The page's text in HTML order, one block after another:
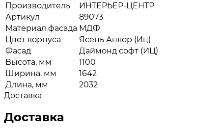
Производитель
ИНТЕРЬЕР-ЦЕНТР
Артикул
89073
Материал фасада МДФ
Цвет корпуса
Ясень Анкор (Иц)
Фасад
Даймонд софт (ИЦ)
Высота, мм
1100
Ширина, мм
1642
Длина, мм
2032
Доставка
Доставка